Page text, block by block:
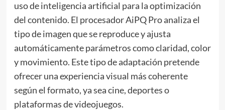
uso de inteligencia artificial para la optimización
del contenido. El procesador AiPQ Pro analiza el
tipo de imagen que se reproduce y ajusta
automáticamente parámetros como claridad, color
y movimiento. Este tipo de adaptación pretende
ofrecer una experiencia visual más coherente
según el formato, ya sea cine, deportes o
plataformas de videojuegos.